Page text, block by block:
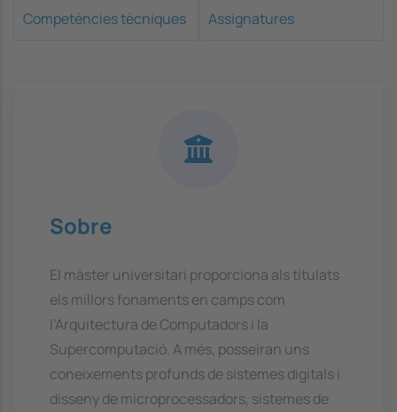
Competències tècniques Assignatures
Sobre
El màster universitari proporciona als titulats
els millors fonaments en camps com
l’Arquitectura de Computadors i la
Supercomputació. A més, posseiran uns
coneixements profunds de sistemes digitals i
disseny de microprocessadors, sistemes de